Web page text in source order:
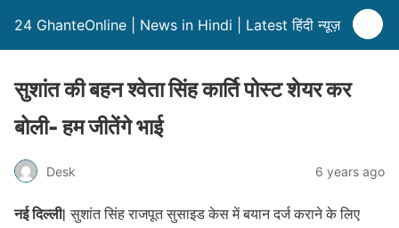
24 GhanteOnline | News in Hindi | Latest हिंदी न्यूज़
सुशांत की बहन श्वेता सिंह कार्ति पोस्ट शेयर कर
बोली- हम जीतेंगे भाई
Desk 6 years ago
नई दिल्ली|सुशांत सिंह राजपूत सुसाइड केस में बयान दर्ज कराने के लिए